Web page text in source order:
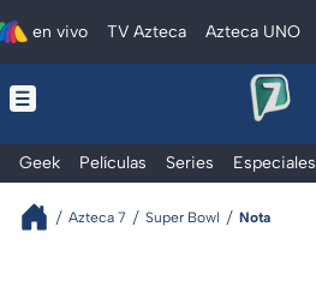
en vivo TV Azteca Azteca UNO
Geek Películas Series Especiales
Azteca 7 Super Bowl Nota